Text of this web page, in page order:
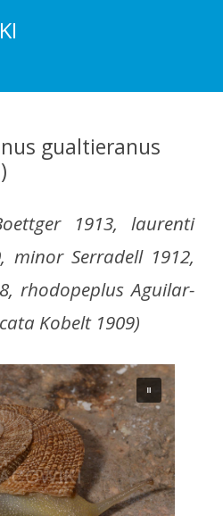
gualtieranus
1913, laurenti
minor Serradell 1912,
rhodopeplus Aguilar-
Kobelt 1909)